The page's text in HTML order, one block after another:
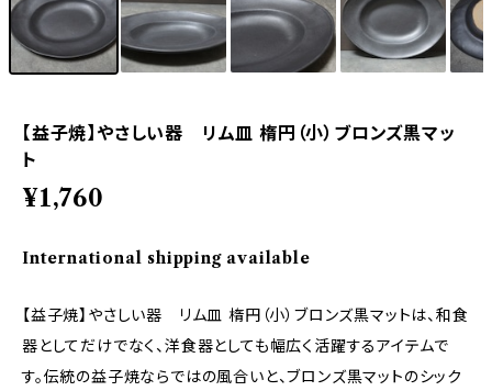
【益子焼】やさしい器 リム皿 楕円（小）ブロンズ黒マッ
ト
¥1,760
International shipping available
【益子焼】やさしい器 リム皿 楕円（小）ブロンズ黒マットは、和食
器としてだけでなく、洋食器としても幅広く活躍するアイテムで
す。伝統の益子焼ならではの風合いと、ブロンズ黒マットのシック